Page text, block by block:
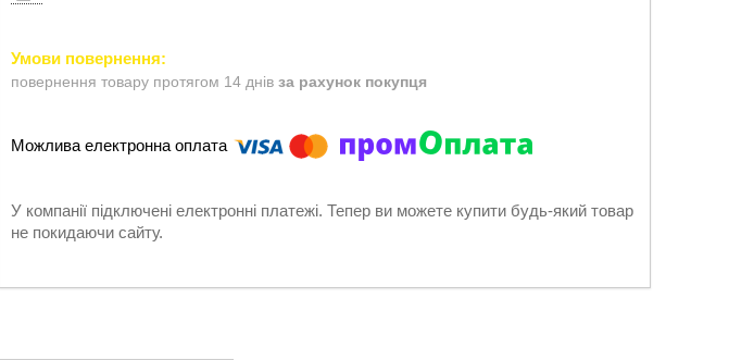
повернення товару протягом 14 днів за рахунок покупця
У компанії підключені електронні платежі. Тепер ви можете купити будь-який товар
не покидаючи сайту.